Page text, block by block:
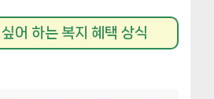
어 하는 복지 혜택 상식